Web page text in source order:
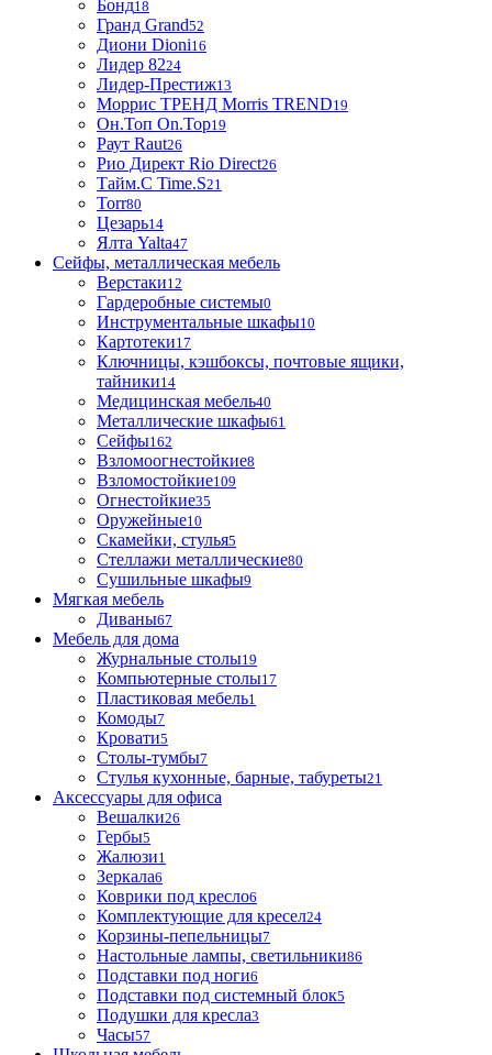
Бонд18
Гранд Grand52
Диони Dioni16
Лидер 8224
Лидер-Престиж13
Моррис ТРЕНД Morris TREND19
Он.Топ On.Top19
Раут Raut26
Рио Директ Rio Direct26
Тайм.С Time.S21
Torr80
Цезарь14
Ялта Yalta47
Сейфы, металлическая мебель
Верстаки12
Гардеробные системы0
Инструментальные шкафы10
Картотеки17
Ключницы, кэшбоксы, почтовые ящики,
тайники14
Медицинская мебель40
Металлические шкафы61
Сейфы162
Взломоогнестойкие8
Взломостойкие109
Огнестойкие35
Оружейные10
Скамейки, стулья5
Стеллажи металлические80
Сушильные шкафы9
Мягкая мебель
Диваны67
Мебель для дома
Журнальные столы19
Компьютерные столы17
Пластиковая мебель1
Комоды7
Кровати5
Столы-тумбы7
Стулья кухонные, барные, табуреты21
Аксессуары для офиса
Вешалки26
Гербы5
Жалюзи1
Зеркала6
Коврики под кресло6
Комплектующие для кресел24
Корзины-пепельницы7
Настольные лампы, светильники86
Подставки под ноги6
Подставки под системный блок5
Подушки для кресла3
Часы57